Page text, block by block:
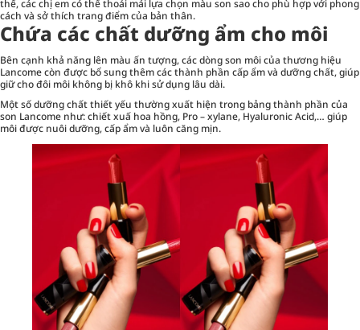
thế, các chị em có thể thoải mái lựa chọn màu son sao cho phù hợp với phong
cách và sở thích trang điểm của bản thân.
Chứa các chất dưỡng ẩm cho môi
Bên cạnh khả năng lên màu ấn tượng, các dòng son môi của thương hiệu
Lancome còn được bổ sung thêm các thành phần cấp ẩm và dưỡng chất, giúp
giữ cho đôi môi không bị khô khi sử dụng lâu dài.
Một số dưỡng chất thiết yếu thường xuất hiện trong bảng thành phần của
son Lancome như: chiết xuấ hoa hồng, Pro – xylane, Hyaluronic Acid,… giúp
môi được nuôi dưỡng, cấp ẩm và luôn căng mịn.